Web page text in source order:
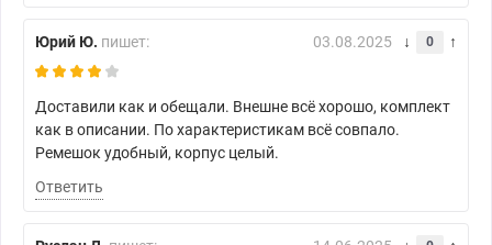
Юрий Ю. пишет: 03.08.2025 0
Доставили как и обещали. Внешне всё хорошо, комплект
как в описании. По характеристикам всё совпало.
Ремешок удобный, корпус целый.
Ответить